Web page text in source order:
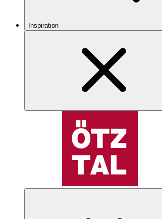
Inspiration